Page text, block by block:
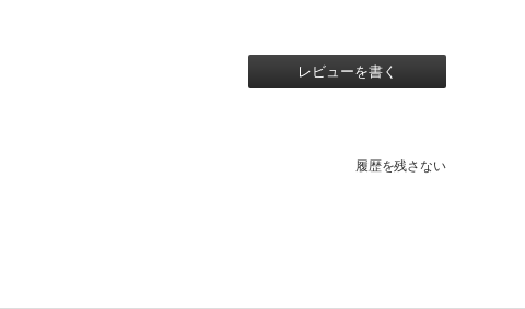
レビューを書く
履歴を残さない